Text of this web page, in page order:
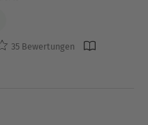
35 Bewertungen